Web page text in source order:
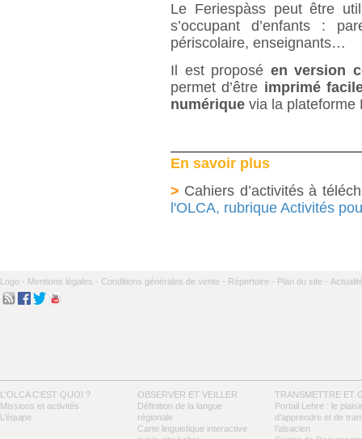
Le Feriespàss peut être
s’occupant d’enfants :
périscolaire, enseignants…
Il est proposé en version
permet d’être imprimé
numérique via la plateforme
En savoir plus
> Cahiers d’activités à
l'OLCA, rubrique Activités
Logo - Mentions légales - Conditions générales de vente - Répertoire - Plan du site -
L'OLCA C'EST QUOI ?
Missions et activités
L’équipe
OBSERVER ET VEILLER
Définition de la langue
régionale
Carte linguistique interactive
TRANSMETTRE ET
Portail Lehre : le plaisir
d’apprendre et de
l’alsacien